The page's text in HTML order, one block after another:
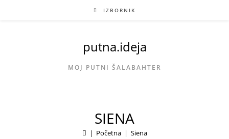
IZBORNIK
putna.ideja
MOJ PUTNI ŠALABAHTER
SIENA
| Početna | Siena